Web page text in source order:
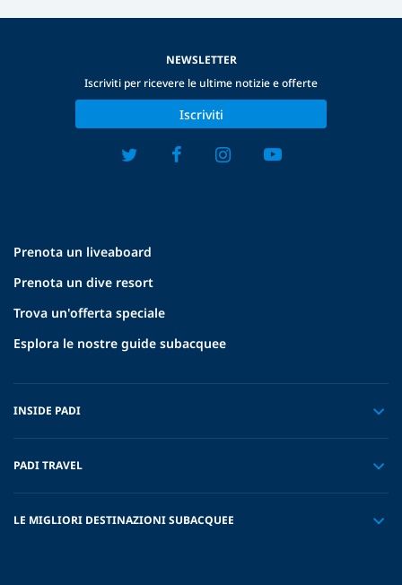
Prenota un liveaboard
Prenota un dive resort
Trova un'offerta speciale
Esplora le nostre guide subacquee
INSIDE PADI
PADI TRAVEL
LE MIGLIORI DESTINAZIONI SUBACQUEE
NEWSLETTER
Iscriviti per ricevere le ultime notizie e offerte
Iscriviti